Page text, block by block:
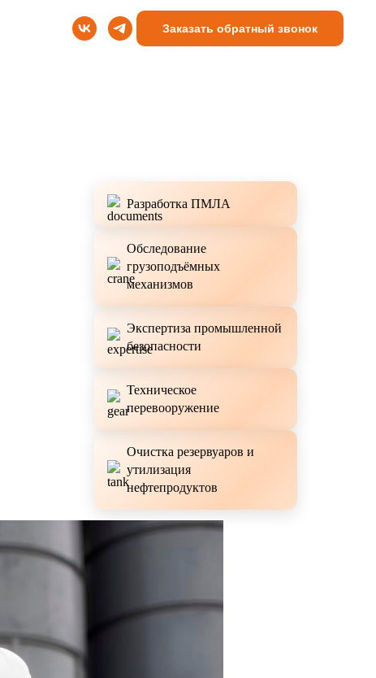
Заказать обратный звонок
Разработка ПМЛА
Обследование
грузоподъёмных
механизмов
Экспертиза промышленной
безопасности
Техническое
перевооружение
Очистка резервуаров и
утилизация
нефтепродуктов